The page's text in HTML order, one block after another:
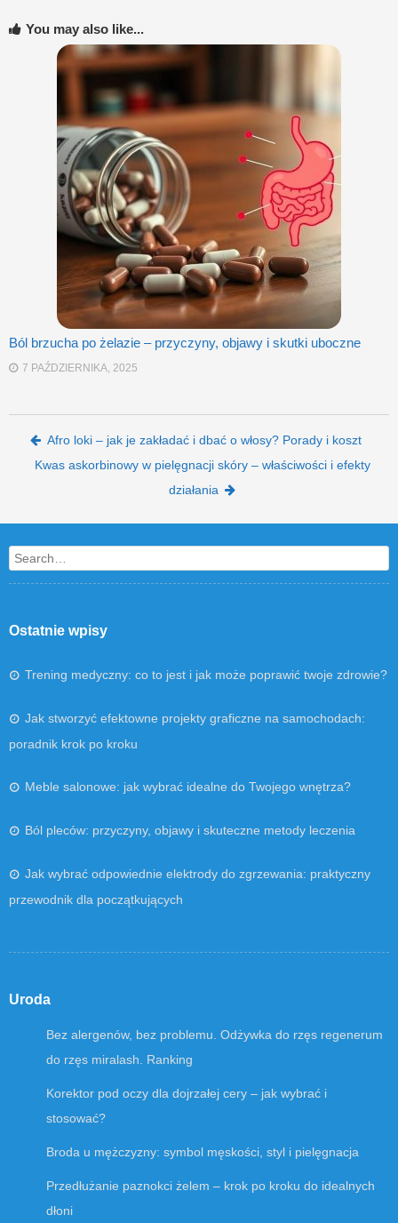
You may also like...
Ból brzucha po żelazie – przyczyny, objawy i skutki uboczne
7 PAŹDZIERNIKA, 2025
Post navigation
Afro loki – jak je zakładać i dbać o włosy? Porady i koszt
Kwas askorbinowy w pielęgnacji skóry – właściwości i efekty
działania
Search
Ostatnie wpisy
Trening medyczny: co to jest i jak może poprawić twoje zdrowie?
Jak stworzyć efektowne projekty graficzne na samochodach:
poradnik krok po kroku
Meble salonowe: jak wybrać idealne do Twojego wnętrza?
Ból pleców: przyczyny, objawy i skuteczne metody leczenia
Jak wybrać odpowiednie elektrody do zgrzewania: praktyczny
przewodnik dla początkujących
Uroda
Bez alergenów, bez problemu. Odżywka do rzęs regenerum
do rzęs miralash. Ranking
Korektor pod oczy dla dojrzałej cery – jak wybrać i
stosować?
Broda u mężczyzny: symbol męskości, styl i pielęgnacja
Przedłużanie paznokci żelem – krok po kroku do idealnych
dłoni